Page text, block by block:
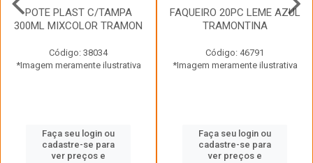
POTE PLAST C/TAMPA
300ML MIXCOLOR TRAMON
Código: 38034
*Imagem meramente ilustrativa
Faça seu login ou
cadastre-se para
ver preços e
FAQUEIRO 20PC LEME AZUL
TRAMONTINA
Código: 46791
*Imagem meramente ilustrativa
Faça seu login ou
cadastre-se para
ver preços e